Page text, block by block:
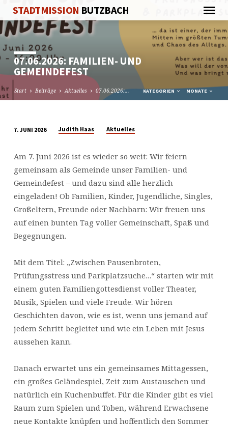
STADTMISSION BUTZBACH
07.06.2026: FAMILIEN- UND
GEMEINDEFEST
Start Beiträge Aktuelles 07.06.2026:… KATEGORIEN MONATE
FAMILIEN-
UND
GEMEINDEFEST
7. JUNI 2026 Judith Haas Aktuelles
Am 7. Juni 2026 ist es wieder so weit: Wir feiern
gemeinsam als Gemeinde unser Familien- und
Gemeindefest – und dazu sind alle herzlich
eingeladen! Ob Familien, Kinder, Jugendliche, Singles,
Großeltern, Freunde oder Nachbarn: Wir freuen uns
auf einen bunten Tag voller Gemeinschaft, Spaß und
Begegnungen.
Mit dem Titel: „Zwischen Pausenbroten,
Prüfungsstress und Parkplatzsuche…“ starten wir mit
einem guten Familiengottesdienst voller Theater,
Musik, Spielen und viele Freude. Wir hören
Geschichten davon, wie es ist, wenn uns jemand auf
jedem Schritt begleitet und wie ein Leben mit Jesus
aussehen kann.
Danach erwartet uns ein gemeinsames Mittagessen,
ein großes Geländespiel, Zeit zum Austauschen und
natürlich ein Kuchenbuffet. Für die Kinder gibt es viel
Raum zum Spielen und Toben, während Erwachsene
neue Kontakte knüpfen und hoffentlich den Sommer